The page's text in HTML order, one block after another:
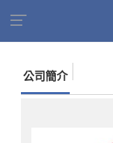
公司簡介